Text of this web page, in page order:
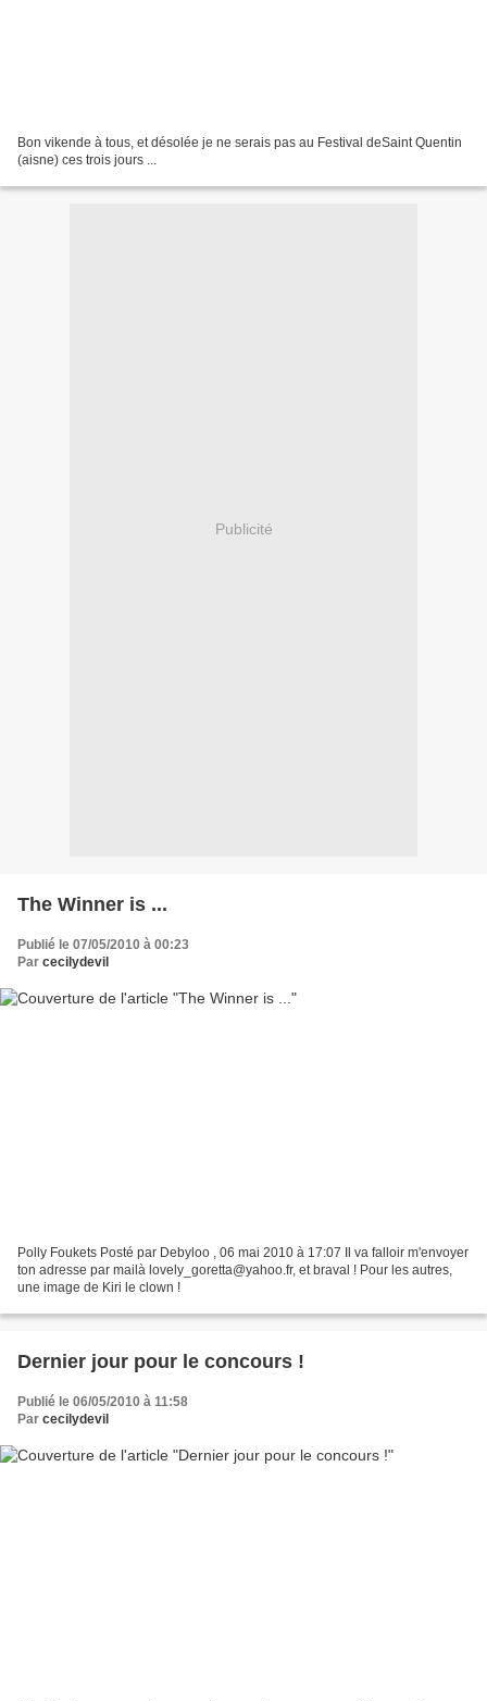
Bon vikende à tous, et désolée je ne serais pas au Festival deSaint Quentin
(aisne) ces trois jours ...
Publicité
The Winner is ...
Publié le 07/05/2010 à 00:23
Par cecilydevil
Polly Foukets Posté par Debyloo , 06 mai 2010 à 17:07 Il va falloir m'envoyer
ton adresse par mailà lovely_goretta@yahoo.fr, et braval ! Pour les autres,
une image de Kiri le clown !
Dernier jour pour le concours !
Publié le 06/05/2010 à 11:58
Par cecilydevil